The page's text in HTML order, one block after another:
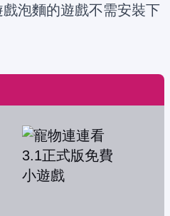
泡麵的遊戲不需安裝下